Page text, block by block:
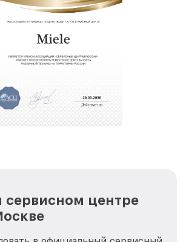
работ;
для владельцев
доставку устройств в сервис в
мы получали только
постоянно совершенствуемся и
день делать наш сервис еще
центре